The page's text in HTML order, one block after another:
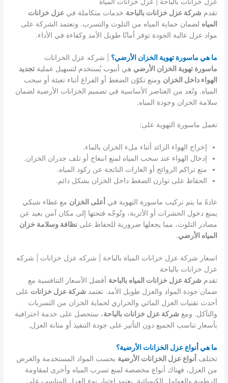
تقدم شركة عزل خزانات بالباحة خدمات متكاملة فيعزل خزانات
المياه لضمان حماية المياه من التلوث والتسرب. وتعتمد الشركة على
مواد عزل عالية الجودة توفر أمانًا طويل الأمد وكفاءة في الأداء.
ما هي ماسورة تهوية الخزان الأرضي؟ | شركه عزل الخزانات
ماسورة تهوية الخزان الأرضي هي أنبوب يُستخدم لتسهيل عمليةتجديد
الهواء داخل الخزان ومنع تكوّن الضغط أو الفراغ أثناء تعبئة أو سحب
المياه. وتُعد من العناصر الأساسية في تصميم الخزانات الأرضية لضمان
سلامة الخزان وجودة المياه.
تعمل ماسورة التهوية على:
إخراج الهواء الزائد أثناء ملء الخزان بالماء.
إدخال الهواء عند سحب المياه لمنع انبعاج أو تلف جدران الخزان.
منع تراكم الروائح أو الغازات الناتجة عن ركود المياه.
الحفاظ على توازن الضغط داخل الخزان بشكل دائم.
عادةً ما يتم تركيب ماسورة التهوية في أعلى الخزان مع غطاء شبكي
يمنع دخول الحشرات أو الأتربة، وتُوجّه فتحتها إلى مكان آمن بعيد عن
مصادر التلوث، مما يجعلها ضرورية للحفاظ علىنظافة وسلامة خزان
المياه الأرضي.
اسعار شركة عزل خزانات المياة بالباحة | شركه عزل خزانات | شركه
عزل خزانات بالباحة
تقدم شركة عزل خزانات المياه بالباحة أفضل الأسعار التنافسية مع
ضمان جودة المواد والعزل طويل الأمد. تعتمد شركة عزل خزانات على
أحدث تقنيات العزل المائي والحراري لحماية الخزان من التسربات
والتآكل. ومع شركة عزل خزانات بالباحة، ستحصل على خدمة احترافية
بأسعار تناسب الجميع دون التأثير على جودة التنفيذ أو متانة العزل.
ما هي أنواع عزل الخزانات الأرضية؟
تختلف أنواع عزل الخزانات الأرضية بحسب المواد المستخدمة والغرض
من العزل، فهناك أنواع مخصصة لمنع تسرب المياه وأخرى لمقاومة
الرطوبة والعوامل الكيميائية. يعتمد اختيار نوع العزل المناسب على